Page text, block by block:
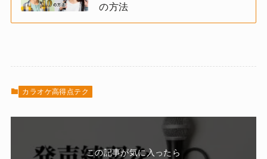
の方法
カラオケ高得点テク
この記事が気に入ったら